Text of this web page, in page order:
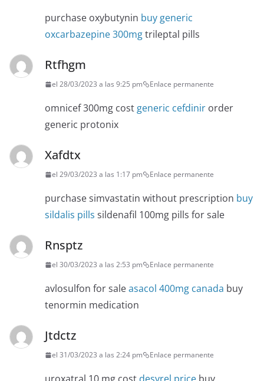
purchase oxybutynin buy generic
oxcarbazepine 300mgtrileptal pills
Rtfhgm
el 28/03/2023 a las 9:25 pm Enlace permanente
omnicef 300mg costgeneric cefdinir order
generic protonix
Xafdtx
el 29/03/2023 a las 1:17 pm Enlace permanente
purchase simvastatin without prescription buy
sildalis pills sildenafil 100mg pills for sale
Rnsptz
el 30/03/2023 a las 2:53 pm Enlace permanente
avlosulfon for saleasacol 400mg canada buy
tenormin medication
Jtdctz
el 31/03/2023 a las 2:24 pm Enlace permanente